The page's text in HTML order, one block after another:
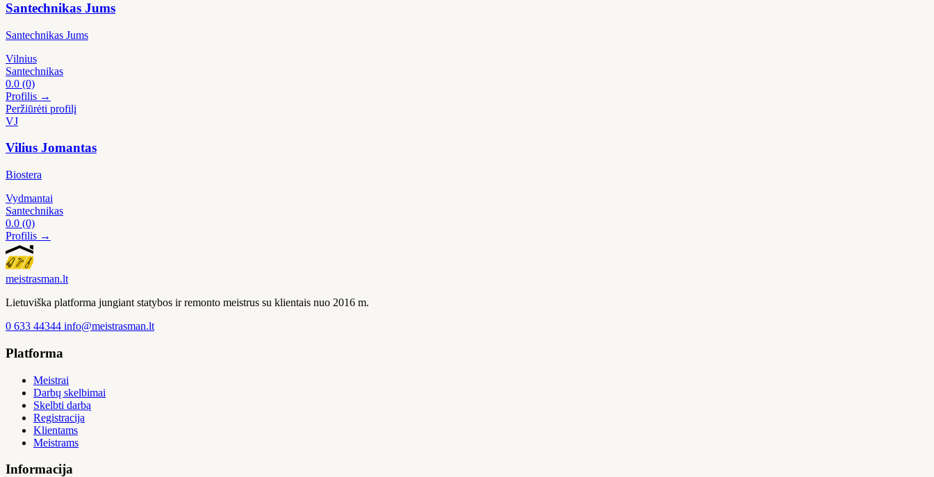
Santechnikas Jums
Santechnikas Jums
Vilnius
Santechnikas
0.0 (0)
Profilis →
Peržiūrėti profilį
VJ
Vilius Jomantas
Biostera
Vydmantai
Santechnikas
0.0 (0)
Profilis →
meistrasman.lt
Lietuviška platforma jungiant statybos ir remonto meistrus su klientais nuo 2016 m.
0 633 44344 info@meistrasman.lt
Platforma
Meistrai
Darbų skelbimai
Skelbti darbą
Registracija
Klientams
Meistrams
Informacija